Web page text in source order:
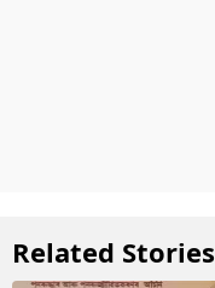
Related Stories